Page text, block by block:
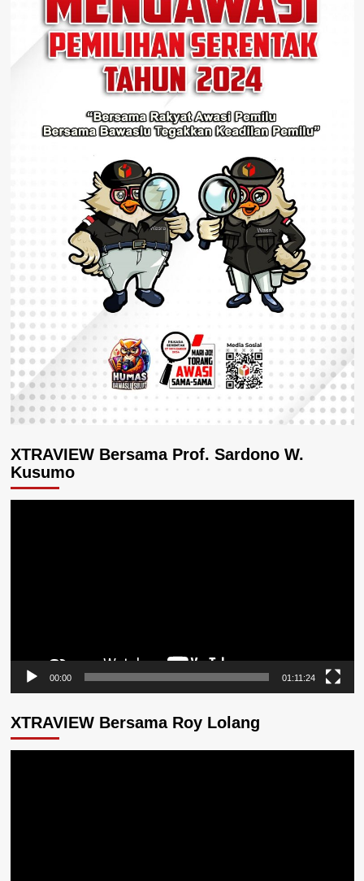
XTRAVIEW Bersama Prof. Sardono W.
Kusumo
00:00 01:11:24
XTRAVIEW Bersama Roy Lolang